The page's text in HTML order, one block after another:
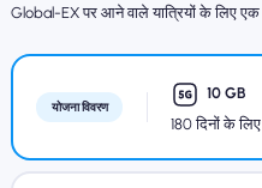
Global-EX पर आने वाले यात्रियों के लिए एक
योजना विवरण
10 GB
180 दिनों के लिए